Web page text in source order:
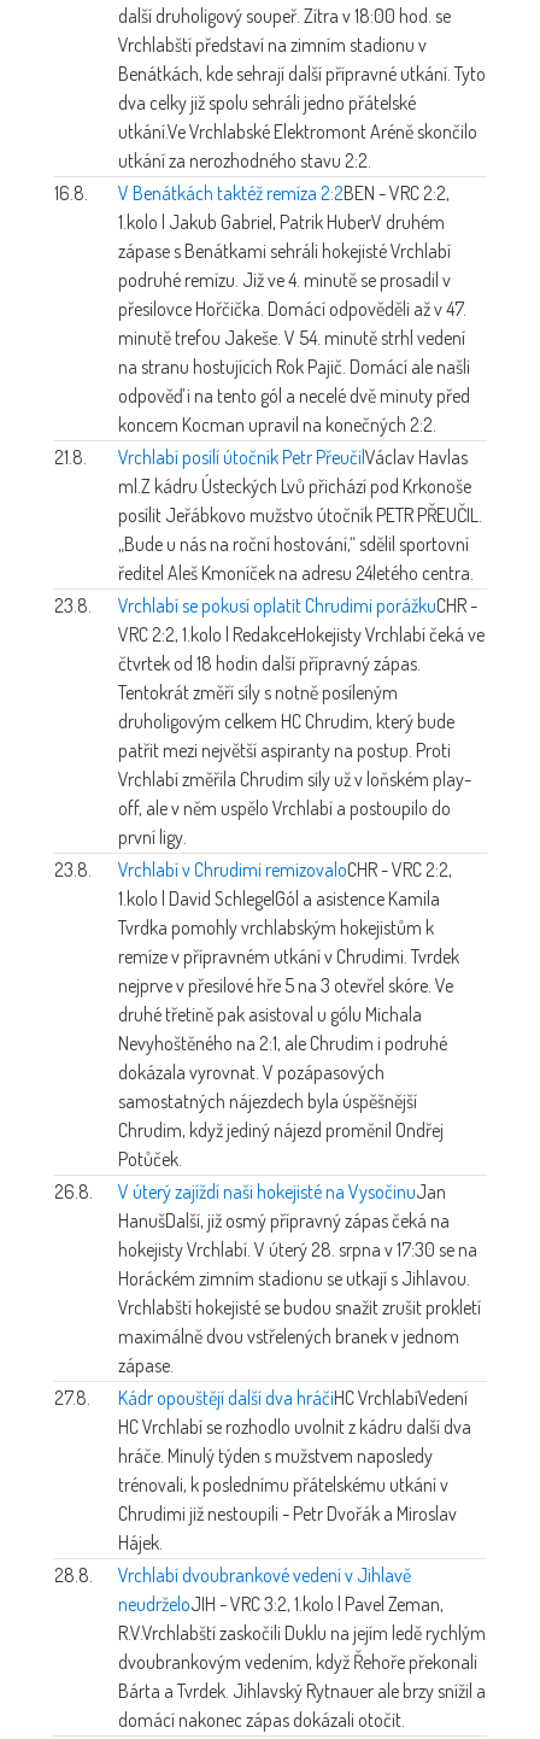
další druholigový soupeř. Zítra v 18:00 hod. se
Vrchlabští představí na zimním stadionu v
Benátkách, kde sehrají další přípravné utkání. Tyto
dva celky již spolu sehráli jedno přátelské
utkání.Ve Vrchlabské Elektromont Aréně skončilo
utkání za nerozhodného stavu 2:2.
16.8.
V Benátkách taktéž remíza 2:2BEN - VRC 2:2,
1.kolo | Jakub Gabriel, Patrik HuberV druhém
zápase s Benátkami sehráli hokejisté Vrchlabí
podruhé remízu. Již ve 4. minutě se prosadil v
přesilovce Hořčička. Domácí odpověděli až v 47.
minutě trefou Jakeše. V 54. minutě strhl vedení
na stranu hostujících Rok Pajič. Domácí ale našli
odpověď i na tento gól a necelé dvě minuty před
koncem Kocman upravil na konečných 2:2.
21.8.
Vrchlabí posílí útočník Petr PřeučilVáclav Havlas
ml. Z kádru Ústeckých Lvů přichází pod Krkonoše
posílit Jeřábkovo mužstvo útočník PETR PŘEUČIL.
„Bude u nás na roční hostování,“ sdělil sportovní
ředitel Aleš Kmoníček na adresu 24letého centra.
23.8.
Vrchlabí se pokusí oplatit Chrudimi porážkuCHR -
VRC 2:2, 1.kolo | RedakceHokejisty Vrchlabí čeká ve
čtvrtek od 18 hodin další přípravný zápas.
Tentokrát změří síly s notně posíleným
druholigovým celkem HC Chrudim, který bude
patřit mezi největší aspiranty na postup. Proti
Vrchlabí změřila Chrudim síly už v loňském play-
off, ale v něm uspělo Vrchlabí a postoupilo do
první ligy.
23.8.
Vrchlabí v Chrudimi remizovaloCHR - VRC 2:2,
1.kolo | David SchlegelGól a asistence Kamila
Tvrdka pomohly vrchlabským hokejistům k
remíze v přípravném utkání v Chrudimi. Tvrdek
nejprve v přesilové hře 5 na 3 otevřel skóre. Ve
druhé třetině pak asistoval u gólu Michala
Nevyhoštěného na 2:1, ale Chrudim i podruhé
dokázala vyrovnat. V pozápasových
samostatných nájezdech byla úspěšnější
Chrudim, když jediný nájezd proměnil Ondřej
Potůček.
26.8.
V úterý zajíždí naši hokejisté na VysočinuJan
HanušDalší, již osmý přípravný zápas čeká na
hokejisty Vrchlabí. V úterý 28. srpna v 17:30 se na
Horáckém zimním stadionu se utkají s Jihlavou.
Vrchlabští hokejisté se budou snažit zrušit prokletí
maximálně dvou vstřelených branek v jednom
zápase.
27.8.
Kádr opouštějí další dva hráčiHC VrchlabíVedení
HC Vrchlabí se rozhodlo uvolnit z kádru další dva
hráče. Minulý týden s mužstvem naposledy
trénovali, k poslednímu přátelskému utkání v
Chrudimi již nestoupili - Petr Dvořák a Miroslav
Hájek.
28.8.
Vrchlabí dvoubrankové vedení v Jihlavě
neudrželoJIH - VRC 3:2, 1.kolo | Pavel Zeman,
R.V.Vrchlabští zaskočili Duklu na jejím ledě rychlým
dvoubrankovým vedením, když Řehoře překonali
Bárta a Tvrdek. Jihlavský Rytnauer ale brzy snížil a
domácí nakonec zápas dokázali otočit.